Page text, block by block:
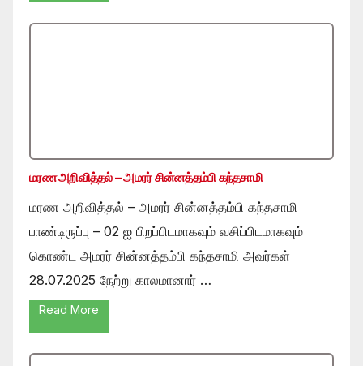
மரண அறிவித்தல் – அமரர் சின்னத்தம்பி கந்தசாமி
மரண அறிவித்தல் – அமரர் சின்னத்தம்பி கந்தசாமி
பாண்டிருப்பு – 02 ஐ பிறப்பிடமாகவும் வசிப்பிடமாகவும்
கொண்ட அமரர் சின்னத்தம்பி கந்தசாமி அவர்கள்
28.07.2025 நேற்று காலமானார் …
Read More